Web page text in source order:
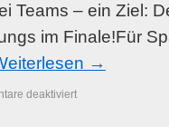
Teams – ein Ziel:
im Finale!Für
→
deaktiviert